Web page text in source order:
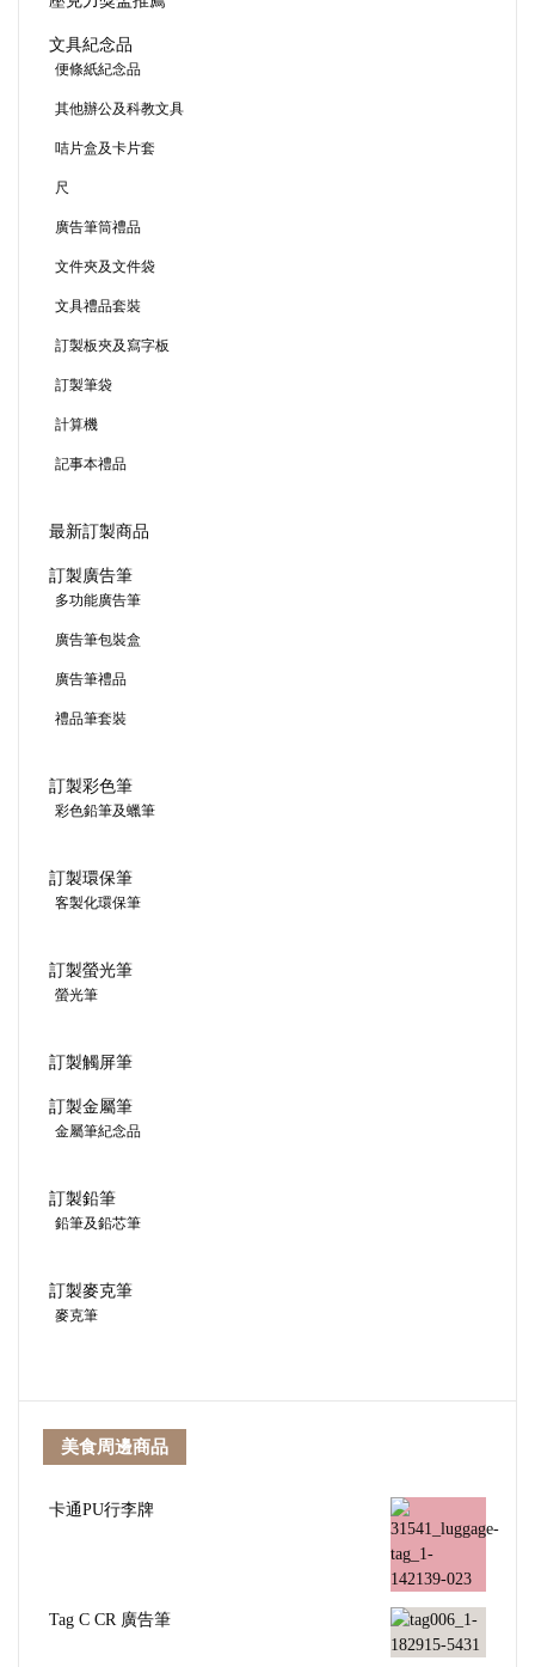
文具紀念品
便條紙紀念品
其他辦公及科教文具
咭片盒及卡片套
尺
廣告筆筒禮品
文件夾及文件袋
文具禮品套裝
訂製板夾及寫字板
訂製筆袋
計算機
記事本禮品
最新訂製商品
訂製廣告筆
多功能廣告筆
廣告筆包裝盒
廣告筆禮品
禮品筆套裝
訂製彩色筆
彩色鉛筆及蠟筆
訂製環保筆
客製化環保筆
訂製螢光筆
螢光筆
訂製觸屏筆
訂製金屬筆
金屬筆紀念品
訂製鉛筆
鉛筆及鉛芯筆
訂製麥克筆
麥克筆
美食周邊商品
卡通PU行李牌
Tag C CR 廣告筆